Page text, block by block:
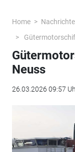
Home
Neuss
26.03.2026 09:57